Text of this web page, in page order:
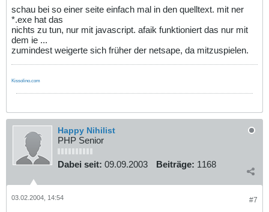
schau bei so einer seite einfach mal in den quelltext. mit ner
*.exe hat das
nichts zu tun, nur mit javascript. afaik funktioniert das nur mit
dem ie ...
zumindest weigerte sich früher der netsape, da mitzuspielen.
Kissolino.com
Happy Nihilist
PHP Senior
Dabei seit: 09.09.2003 Beiträge: 1168
#7
03.02.2004, 14:54